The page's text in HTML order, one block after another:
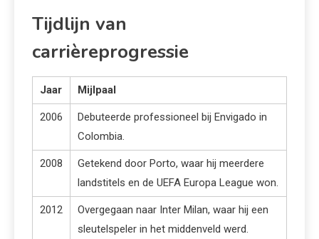
Tijdlijn van
carrièreprogressie
Jaar Mijlpaal
2006
Debuteerde professioneel bij Envigado in
Colombia.
2008
Getekend door Porto, waar hij meerdere
landstitels en de UEFA Europa League won.
2012
Overgegaan naar Inter Milan, waar hij een
sleutelspeler in het middenveld werd.